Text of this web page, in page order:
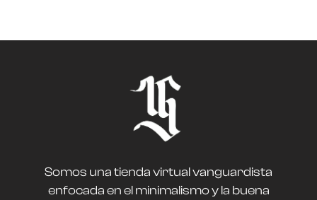
Somos una tienda virtual vanguardista
enfocada en el minimalismo y la buena